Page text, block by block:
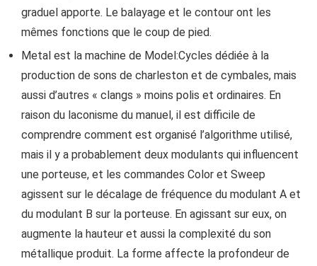
graduel apporte. Le balayage et le contour ont les
mêmes fonctions que le coup de pied.
Metal est la machine de Model:Cycles dédiée à la
production de sons de charleston et de cymbales, mais
aussi d’autres « clangs » moins polis et ordinaires. En
raison du laconisme du manuel, il est difficile de
comprendre comment est organisé l’algorithme utilisé,
mais il y a probablement deux modulants qui influencent
une porteuse, et les commandes Color et Sweep
agissent sur le décalage de fréquence du modulant A et
du modulant B sur la porteuse. En agissant sur eux, on
augmente la hauteur et aussi la complexité du son
métallique produit. La forme affecte la profondeur de